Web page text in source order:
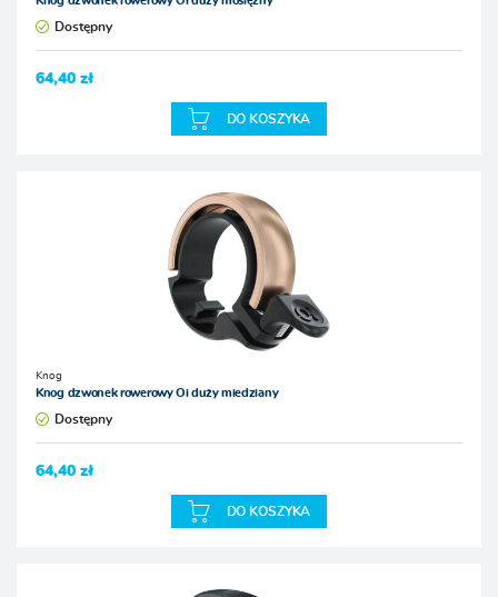
Dostępny
64,40 zł
DO KOSZYKA
Knog
Knog dzwonek rowerowy Oi duży miedziany
Dostępny
64,40 zł
DO KOSZYKA